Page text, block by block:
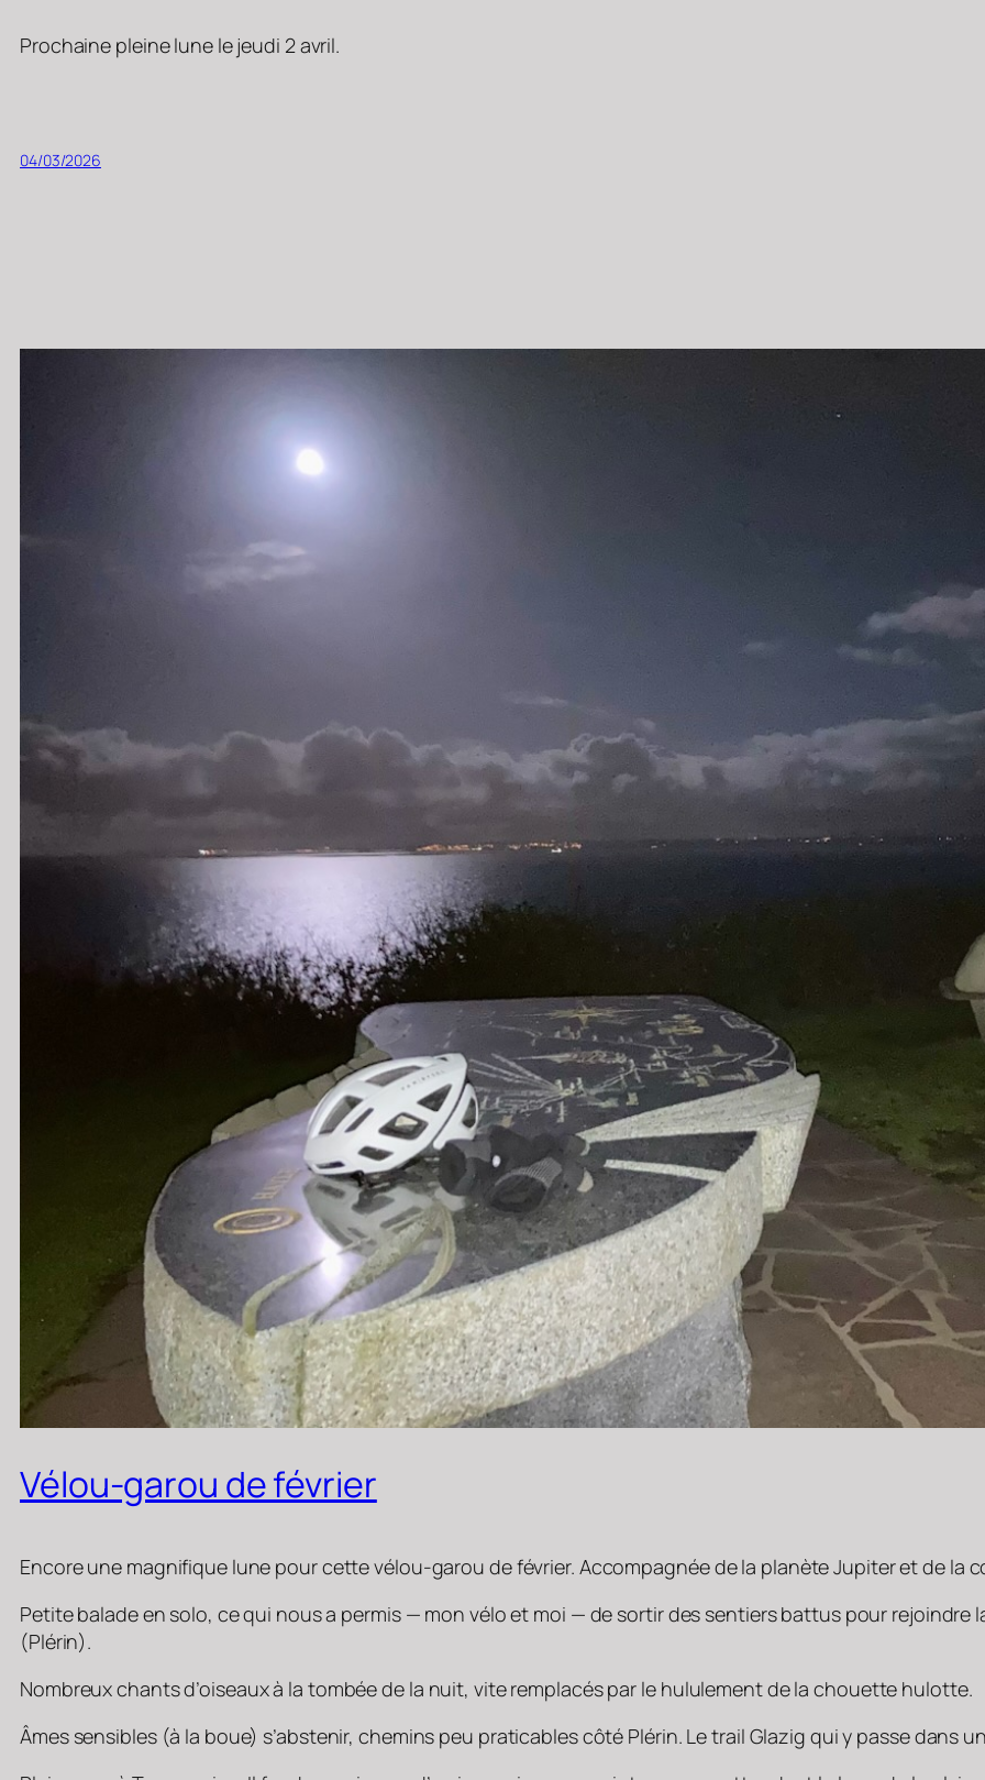
Prochaine pleine lune le jeudi 2 avril.
04/03/2026
Vélou-garou de février
Encore une magnifique lune pour cette vélou-garou de février. Accompagnée de la planète Jupiter et de la
Petite balade en solo, ce qui nous a permis — mon vélo et moi — de sortir des sentiers battus pour rejoindre
(Plérin).
Nombreux chants d’oiseaux à la tombée de la nuit, vite remplacés par le hululement de la chouette hulotte.
Âmes sensibles (à la boue) s’abstenir, chemins peu praticables côté Plérin. Le trail Glazig qui y passe dans